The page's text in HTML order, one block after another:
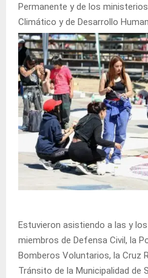
Permanente y de los
Climático y de Desarrollo
Estuvieron asistiendo a las y
miembros de Defensa Civil, la
Bomberos Voluntarios, la Cruz
Tránsito de la Municipalidad de